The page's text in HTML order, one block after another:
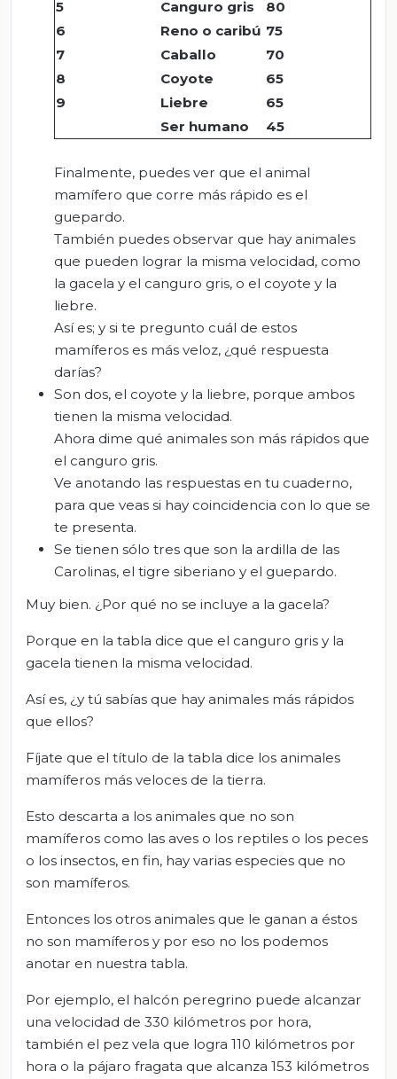
5 Canguro gris
80
6
Reno o caribú 75
7
Caballo
70
8
Coyote
65
9
Liebre
65
Ser humano
45
Finalmente, puedes ver que el animal
mamífero que corre más rápido es el
guepardo.
También puedes observar que hay animales
que pueden lograr la misma velocidad, como
la gacela y el canguro gris, o el coyote y la
liebre.
Así es; y si te pregunto cuál de estos
mamíferos es más veloz, ¿qué respuesta
darías?
Son dos, el coyote y la liebre, porque ambos
tienen la misma velocidad.
Ahora dime qué animales son más rápidos que
el canguro gris.
Ve anotando las respuestas en tu cuaderno,
para que veas si hay coincidencia con lo que se
te presenta.
Se tienen sólo tres que son la ardilla de las
Carolinas, el tigre siberiano y el guepardo.
Muy bien. ¿Por qué no se incluye a la gacela?
Porque en la tabla dice que el canguro gris y la
gacela tienen la misma velocidad.
Así es, ¿y tú sabías que hay animales más rápidos
que ellos?
Fíjate que el título de la tabla dice los animales
mamíferos más veloces de la tierra.
Esto descarta a los animales que no son
mamíferos como las aves o los reptiles o los peces
o los insectos, en fin, hay varias especies que no
son mamíferos.
Entonces los otros animales que le ganan a éstos
no son mamíferos y por eso no los podemos
anotar en nuestra tabla.
Por ejemplo, el halcón peregrino puede alcanzar
una velocidad de 330 kilómetros por hora,
también el pez vela que logra 110 kilómetros por
hora o la pájaro fragata que alcanza 153 kilómetros